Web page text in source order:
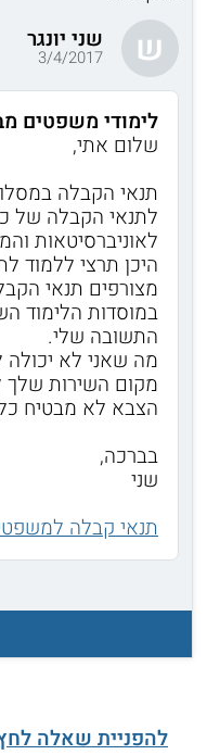
ש שני יונגר
3/4/2017
לימודי משפטים
שלום אתי,
תנאי הקבלה
לתנאי הקבלה של
לאוניברסיטאות
היכן תרצי ללמוד
מצורפים תנאי
במוסדות הלימוד
התשובה שלי.
מה שאני לא יכולה
מקום השירות שלך
הצבא לא מבטיח
בברכה,
שני
תנאי קבלה
להפניית שאלה